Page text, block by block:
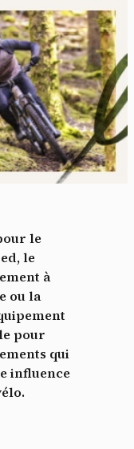
le
le
à
ou la
pour
qui
influence